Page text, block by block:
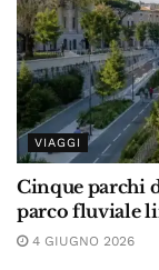
VIAGGI
Cinque parchi
parco fluviale
4 GIUGNO 2026